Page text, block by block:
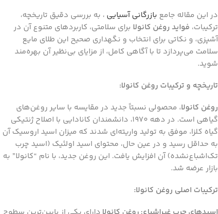
در این مقاله جامع بازرگانی آسیایی ، به بررسی دقیق تاریخچه،
ترکیبات، فواید روغن کانولا برای سلامتی، کاربردهای متنوع آن در
آشپزی، و نکاتی برای انتخاب و نگهداری صحیح این طلای مایع
سلامت می‌پردازد تا با آگاهی کامل، از مزایای بی‌نظیر آن بهره‌مند
شوید.
تاریخچه و ترکیبات روغن کانولا:
روغن کانولا، محصولی نسبتاً جدید در مقایسه با سایر روغن‌های
گیاهی است. در دهه 1970، دانشمندان کانادایی با اصلاح ژنتیکی
گیاه کلزا، موفق به تولید واریته‌ای شدند که میزان اسید اروسیک آن
به حداقل رسید و در عین حال، محتوای اسید اولئیک (اسید چرب
تک‌اشباع‌نشده) آن افزایش یافت. این روغن جدید، با نام “کانولا” به
بازار عرضه شد.
ترکیبات اصلی روغن کانولا: